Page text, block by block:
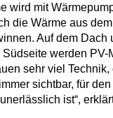
wird mit
die Wärme aus
Auf dem Dach
werden PV-
sehr viel
sichtbar, für
ist“,